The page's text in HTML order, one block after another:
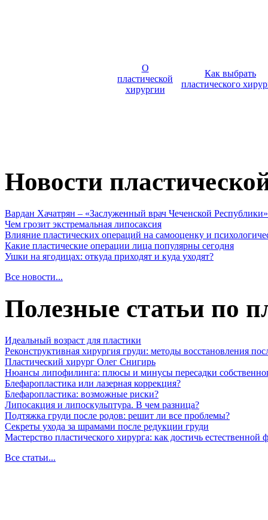
О
пластической
хирургии
Как выбрать
пластического
Новости
Вардан Хачатрян – «Заслуженный врач Чеченской Республики»
Чем грозит экстремальная липосаксия
Влияние пластических операций на самооценку и
Какие пластические операции лица популярны сегодня
Ушки на ягодицах: откуда приходят и куда уходят?
Все новости...
Полезные статьи по
Идеальный возраст для пластики
Реконструктивная хирургия груди: методы восстановления
Пластический хирург Олег Снигирь
Нюансы липофилинга: плюсы и минусы пересадки
Блефаропластика или лазерная коррекция?
Блефаропластика: возможные риски?
Липосакция и липоскульптура. В чем разница?
Подтяжка груди после родов: решит ли все проблемы?
Секреты ухода за шрамами после редукции груди
Мастерство пластического хирурга: как достичь
Все статьи...